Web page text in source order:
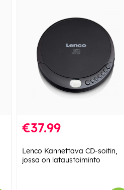
€37.99
Lenco Kannettava CD-soitin,
jossa on lataustoiminto